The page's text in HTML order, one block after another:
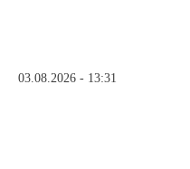
03.08.2026 - 13:31